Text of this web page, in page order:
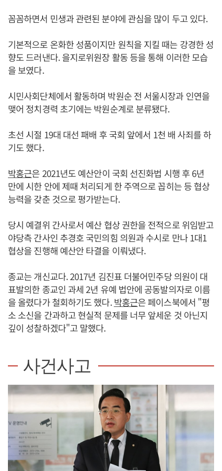
꼼꼼하면서 민생과 관련된 분야에 관심을 많이 두고 있다.
기본적으로 온화한 성품이지만 원칙을 지킬 때는 강경한 성
향도 드러낸다. 을지로위원장 활동 등을 통해 이러한 모습
을 보였다.
시민사회단체에서 활동하며 박원순 전 서울시장과 인연을
맺어 정치경력 초기에는 박원순계로 분류됐다.
초선 시절 19대 대선 패배 후 국회 앞에서 1천 배 사죄를 하
기도 했다.
박홍근은 2021년도 예산안이 국회 선진화법 시행 후 6년
만에 시한 안에 제때 처리되게 한 주역으로 꼽히는 등 협상
능력을 갖춘 것으로 평가받는다.
당시 예결위 간사로서 예산 협상 권한을 전적으로 위임받고
야당측 간사인 추경호 국민의힘 의원과 수시로 만나 1대1
협상을 진행해 예산안 타결을 이뤄냈다.
종교는 개신교다. 2017년 김진표 더불어민주당 의원이 대
표발의한 종교인 과세 2년 유예 법안에 공동발의자로 이름
을 올렸다가 철회하기도 했다.박홍근은 페이스북에서 "평
소 소신을 간과하고 현실적 문제를 너무 앞세운 것 아닌지
깊이 성찰하겠다"고 말했다.
사건사고